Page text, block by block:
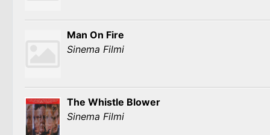
Man On Fire
Sinema Filmi
The Whistle Blower
Sinema Filmi